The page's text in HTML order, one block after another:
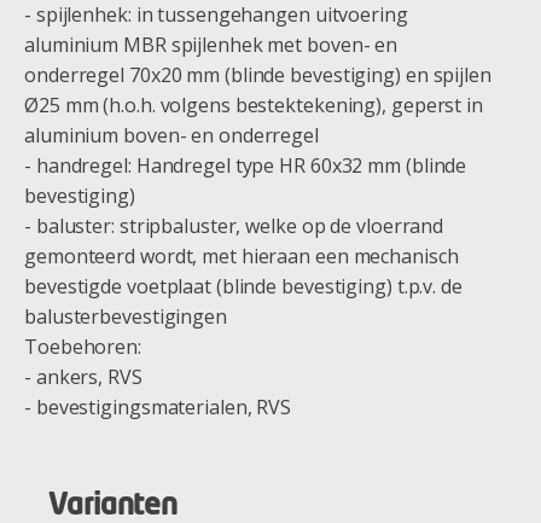
- spijlenhek: in tussengehangen uitvoering
aluminium MBR spijlenhek met boven- en
onderregel 70x20 mm (blinde bevestiging) en spijlen
Ø25 mm (h.o.h. volgens bestektekening), geperst in
aluminium boven- en onderregel
- handregel: Handregel type HR 60x32 mm (blinde
bevestiging)
- baluster: stripbaluster, welke op de vloerrand
gemonteerd wordt, met hieraan een mechanisch
bevestigde voetplaat (blinde bevestiging) t.p.v. de
balusterbevestigingen
Toebehoren:
- ankers, RVS
- bevestigingsmaterialen, RVS
Varianten